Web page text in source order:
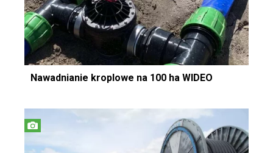
Nawadnianie kroplowe na 100 ha WIDEO